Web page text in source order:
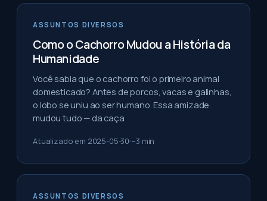
ASSUNTOS DIVERSOS
Como o Cachorro Mudou a História da
Humanidade
Você sabia que o cachorro foi o primeiro animal
domesticado? Antes de porcos, vacas e galinhas,
o lobo se uniu ao ser humano. Essa amizade
mudou tudo — da caça
Atualizado em 2025-05-30 ~3 min
ASSUNTOS DIVERSOS